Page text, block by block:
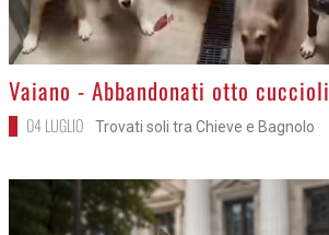
>
Vaiano - Abbandonati otto cuccioli
04 LUGLIO Trovati soli tra Chieve e Bagnolo